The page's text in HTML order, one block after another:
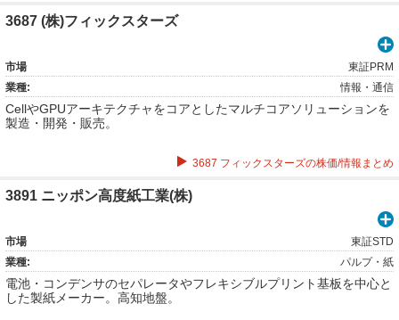
3687 (株)フィックスターズ
市場
東証PRM
業種:
情報・通信
CellやGPUアーキテクチャをコアとしたマルチコアソリューションを
製造・開発・販売。
3687 フィックスターズの株価/情報まとめ
3891 ニッポン高度紙工業(株)
市場
東証STD
業種:
パルプ・紙
電池・コンデンサのセパレータやフレキシブルプリント基板を中心と
した製紙メーカー。高知地盤。